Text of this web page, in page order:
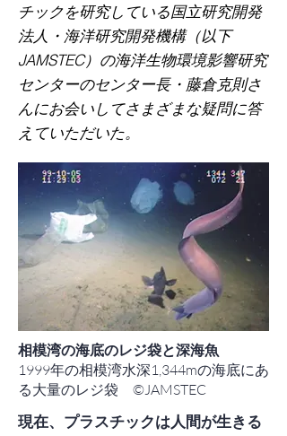
チックを研究している国立研究開発
法人・海洋研究開発機構（以下
JAMSTEC）の海洋生物環境影響研究
センターのセンター長・藤倉克則さ
んにお会いしてさまざまな疑問に答
えていただいた。
相模湾の海底のレジ袋と深海魚
1999年の相模湾水深1,344mの海底にあ
る大量のレジ袋 ©JAMSTEC
現在、プラスチックは人間が生きる